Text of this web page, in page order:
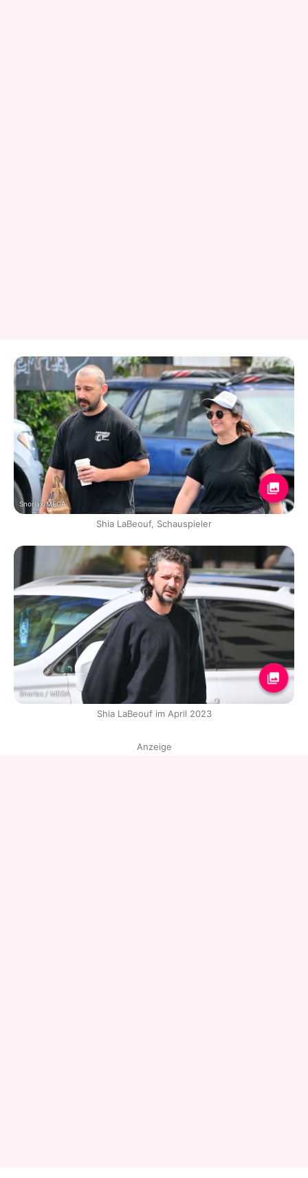
Snorlax/MEGA
Shia LaBeouf, Schauspieler
Snorlax / MEGA
Shia LaBeouf im April 2023
Anzeige